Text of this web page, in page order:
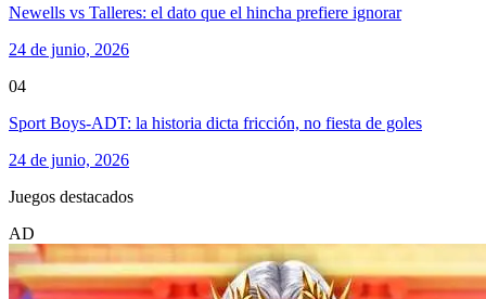
Newells vs Talleres: el dato que el hincha prefiere ignorar
24 de junio, 2026
04
Sport Boys-ADT: la historia dicta fricción, no fiesta de goles
24 de junio, 2026
Juegos destacados
AD